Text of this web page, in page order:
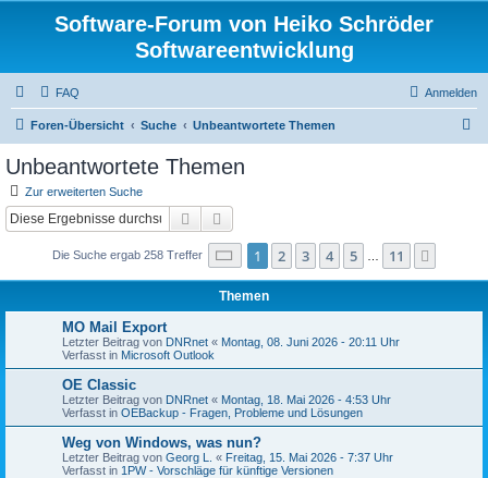
Software-Forum von Heiko Schröder
Softwareentwicklung
FAQ Anmelden
Foren-Übersicht Suche Unbeantwortete Themen
Unbeantwortete Themen
Zur erweiterten Suche
Suche
Die Suche ergab 258 Treffer Seite 1von 11
1 2 3 4 5 11
Themen
MO Mail Export
Letzter Beitrag von DNRnet « Montag, 08. Juni 2026 - 20:11 Uhr
Verfasst in Microsoft Outlook
OE Classic
Letzter Beitrag von DNRnet « Montag, 18. Mai 2026 - 4:53 Uhr
Verfasst in OEBackup - Fragen, Probleme und Lösungen
Weg von Windows, was nun?
Letzter Beitrag von Georg L. « Freitag, 15. Mai 2026 - 7:37 Uhr
Verfasst in 1PW - Vorschläge für künftige Versionen